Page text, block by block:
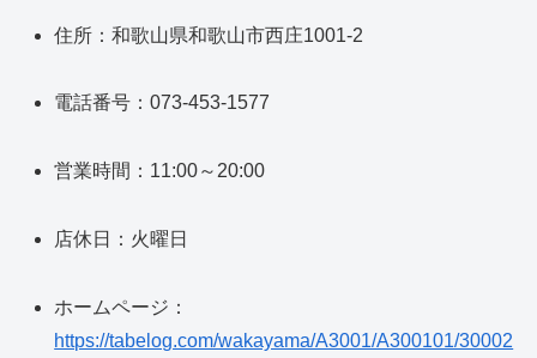
住所：和歌山県和歌山市西庄1001-2
電話番号：073-453-1577
営業時間：11:00～20:00
店休日：火曜日
ホームページ：
https://tabelog.com/wakayama/A3001/A300101/30002